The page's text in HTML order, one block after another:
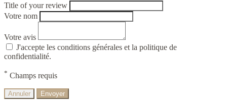
Title of your review
Votre nom
Votre avis
J'accepte les conditions générales et la politique de
confidentialité.
* Champs requis
Annuler Envoyer